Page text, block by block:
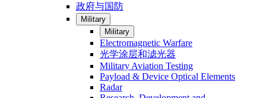
政府与国防
Military
Military
Electromagnetic Warfare
光学涂层和滤光器
Military Aviation Testing
Payload & Device Optical Elements
Radar